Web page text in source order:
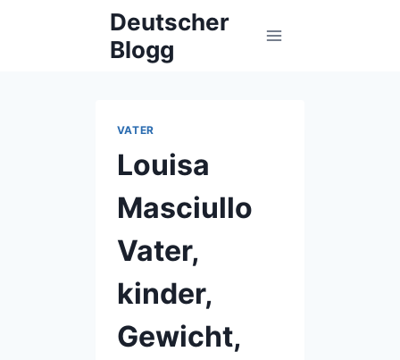
Deutscher
Blogg
VATER
Louisa
Masciullo
Vater,
kinder,
Gewicht,